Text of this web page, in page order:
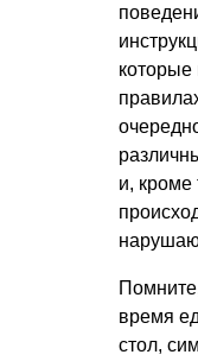
которые
и, кроме
время
стол,